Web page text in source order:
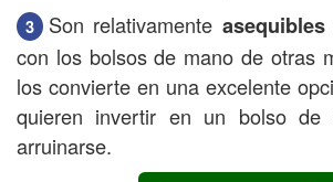
Son relativamente asequibles
con los bolsos de mano de otras
los convierte en una excelente
quieren invertir en un bolso de
arruinarse.